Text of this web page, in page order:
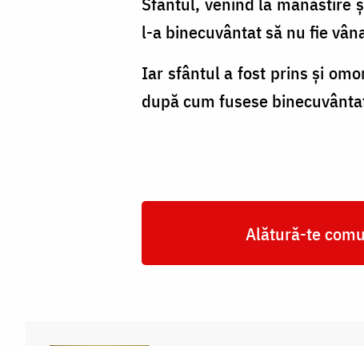
l-a binecuvântat să nu fie
Iar sfântul a fost prins și
după cum fusese
Alătură-te